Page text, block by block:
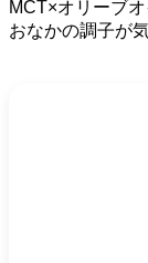
MCT×オリーブ
おなかの調子が